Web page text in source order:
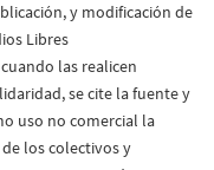
y modificación de
Libres
las realicen
se cite la fuente y
uso no comercial la
los colectivos y